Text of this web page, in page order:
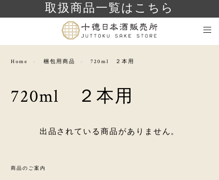
取扱商品一覧はこちら
Home 梱包用商品 720ml ２本用
720ml ２本用
出品されている商品がありません。
商品のご案内